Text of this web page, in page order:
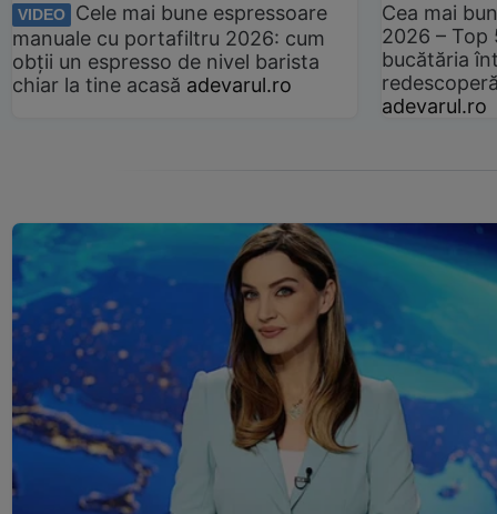
VIDEO
Cele mai bune espressoare
manuale cu portafiltru 2026: cum
obții un espresso de nivel barista
chiar la tine acasă adevarul.ro
Cea mai
2026 –
bucătăria
adevarul.ro